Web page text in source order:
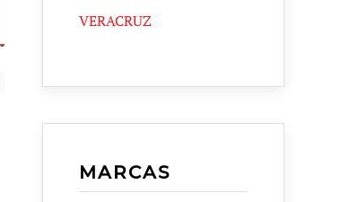
VERACRUZ
MARCAS